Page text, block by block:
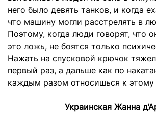
него было девять танков, и когда
что машину могли расстрелять в
Поэтому, когда люди говорят, что
это ложь, не боятся только
Нажать на спусковой крючок
первый раз, а дальше как по
каждым разом относишься к
Украинская Жанна